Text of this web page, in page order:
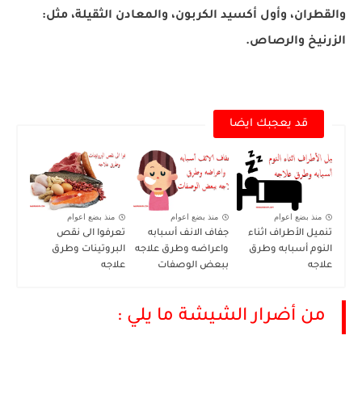
والقطران، وأول أكسيد الكربون، والمعادن الثقيلة، مثل:
الزرنيخ والرصاص.
قد يعجبك ايضا
منذ بضع اعوام
تنميل الأطراف اثناء
النوم أسبابه وطرق
علاجه
منذ بضع اعوام
جفاف الانف أسبابه
واعراضه وطرق علاجه
ببعض الوصفات
منذ بضع اعوام
تعرفوا الى نقص
البروتينات وطرق
علاجه
من أضرار الشيشة ما يلي :